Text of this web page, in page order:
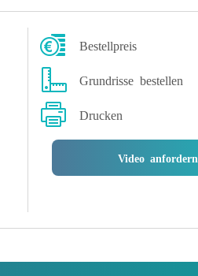
Bestellpreis
Grundrisse bestellen
Drucken
Video anfordern